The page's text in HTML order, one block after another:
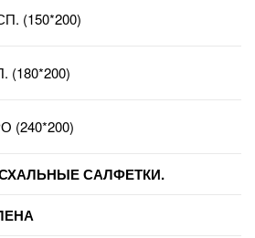
(150*200)
(240*200)
САЛФЕТКИ.